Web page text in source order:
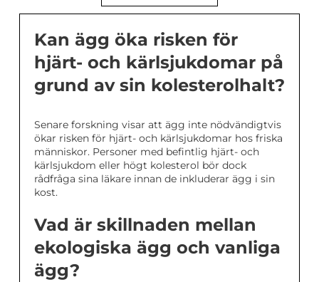
Kan ägg öka risken för
hjärt- och kärlsjukdomar på
grund av sin kolesterolhalt?
Senare forskning visar att ägg inte nödvändigtvis
ökar risken för hjärt- och kärlsjukdomar hos friska
människor. Personer med befintlig hjärt- och
kärlsjukdom eller högt kolesterol bör dock
rådfråga sina läkare innan de inkluderar ägg i sin
kost.
Vad är skillnaden mellan
ekologiska ägg och vanliga
ägg?